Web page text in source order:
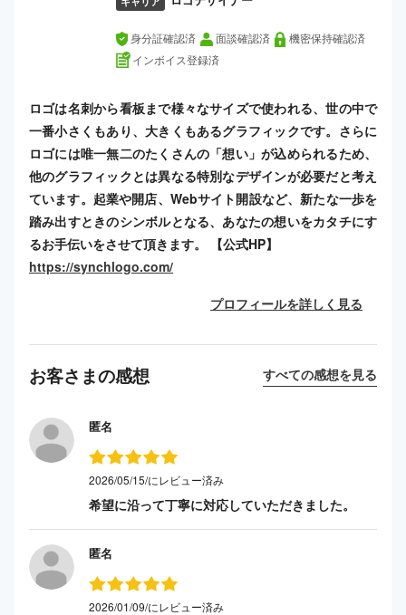
身分証確認済 面談確認済
機密保持確認済
インボイス登録済
ロゴは名刺から看板まで様々なサイズで使われる、世の中で
一番小さくもあり、大きくもあるグラフィックです。さらに
ロゴには唯一無二のたくさんの「想い」が込められるため、
他のグラフィックとは異なる特別なデザインが必要だと考え
ています。起業や開店、Webサイト開設など、新たな一歩を
踏み出すときのシンボルとなる、あなたの想いをカタチにす
るお手伝いをさせて頂きます。 【公式HP】
https://synchlogo.com/
プロフィールを詳しく見る
お客さまの感想 すべての感想を見る
匿名
2026/05/15/にレビュー済み
希望に沿って丁寧に対応していただきました。
匿名
2026/01/09/にレビュー済み